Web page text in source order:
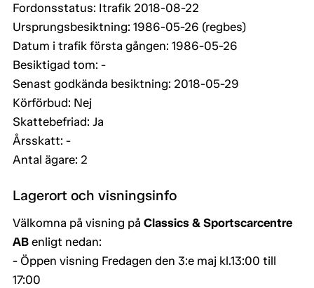
Fordonsstatus: Itrafik 2018-08-22
Ursprungsbesiktning: 1986-05-26 (regbes)
Datum i trafik första gången: 1986-05-26
Besiktigad tom: -
Senast godkända besiktning: 2018-05-29
Körförbud: Nej
Skattebefriad: Ja
Årsskatt: -
Antal ägare: 2
Lagerort och visningsinfo
Välkomna på visning på Classics & Sportscarcentre
AB enligt nedan:
- Öppen visning Fredagen den 3:e maj kl.13:00 till
17:00